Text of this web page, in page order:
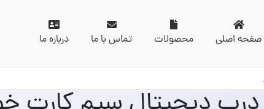
صفحه اصلی محصولات تماس با ما درباره ما